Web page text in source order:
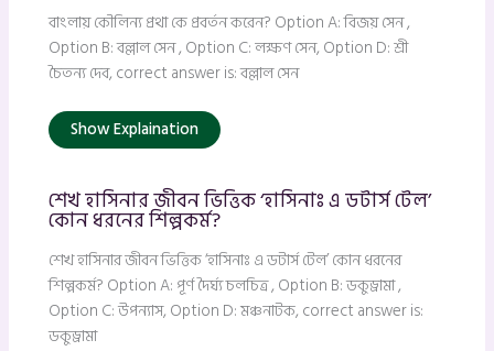
বাংলায় কৌলিন্য প্রথা কে প্রবর্তন করেন? Option A: বিজয় সেন ,
Option B: বল্লাল সেন , Option C: লক্ষণ সেন, Option D: শ্রী
চৈতন্য দেব, correct answer is: বল্লাল সেন
Show Explaination
শেখ হাসিনার জীবন ভিত্তিক ‘হাসিনাঃ এ ডটার্স টেল’
কোন ধরনের শিল্পকর্ম?
শেখ হাসিনার জীবন ভিত্তিক ‘হাসিনাঃ এ ডটার্স টেল’ কোন ধরনের
শিল্পকর্ম? Option A: পূর্ণ দৈর্ঘ্য চলচিত্র , Option B: ডকুড্রামা ,
Option C: উপন্যাস, Option D: মঞ্চনাটক, correct answer is:
ডকুড্রামা